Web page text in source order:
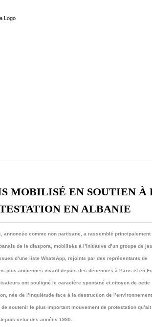
MOBILISÉ EN SOUTIEN À
EN ALBANIE
annoncée comme non partisane, a rassemblé principalement
de la diaspora, mobilisés à l’initiative d’un groupe de
d’une liste WhatsApp, rejoints par des représentants de
plus anciennes vivant depuis des décennies à Paris et en
ont souligné le caractère spontané et citoyen de cette
née de l’inquiétude face à la destruction de
soutenir le plus important mouvement de protestation
celui des années 1990.